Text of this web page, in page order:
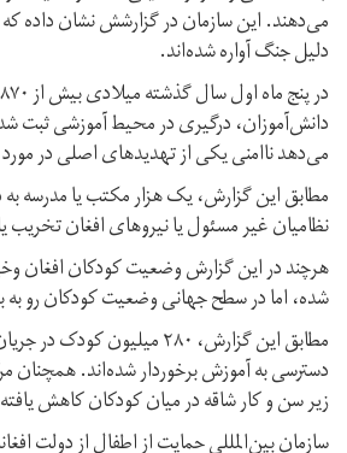
دلیل جنگ آواره شده‌اند.
دانش‌آموزان، درگیری در محیط آموزشی ثبت
می‌دهد ناامنی یکی از تهدیدهای اصلی در
مطابق این گزارش، یک هزار مکتب یا مدرسه
نظامیان غیر مسئول یا نیروهای افغان
هرچند در این گزارش وضعیت کودکان افغان
شده، اما در سطح جهانی وضعیت کودکان رو
مطابق این گزارش، ۲۸۰
دسترسی به آموزش برخوردار شده‌اند. همچنان
زیر سن و کار شاقه در میان کودکان کاهش